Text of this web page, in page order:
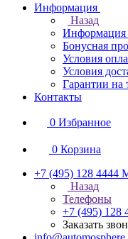
Информация
Назад
Информация
Бонусная
Условия
Условия
Гарантии на
Контакты
0 Избранное
0 Корзина
+7 (495) 128 4444
Назад
Телефоны
+7 (495) 128
Заказать